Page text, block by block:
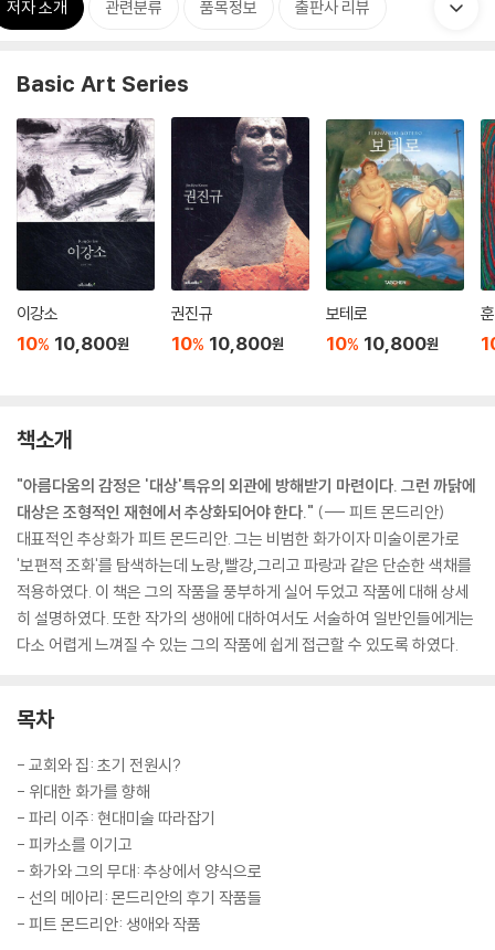
저자 소개 관련분류 품목정보 출판사 리뷰
Basic Art Series
이강소
10% 10,800원
권진규
10% 10,800원
보테로
10% 10,800원
책소개
"아름다움의 감정은 '대상'특유의 외관에 방해받기 마련이다. 그런 까닭에
대상은 조형적인 재현에서 추상화되어야 한다." (--- 피트 몬드리안)
대표적인 추상화가 피트 몬드리안. 그는 비범한 화가이자 미술이론가로
'보편적 조화'를 탐색하는데 노랑,빨강,그리고 파랑과 같은 단순한 색채를
적용하였다. 이 책은 그의 작품을 풍부하게 실어 두었고 작품에 대해 상세
히 설명하였다. 또한 작가의 생애에 대하여서도 서술하여 일반인들에게는
다소 어렵게 느껴질 수 있는 그의 작품에 쉽게 접근할 수 있도록 하였다.
목차
- 교회와 집: 초기 전원시?
- 위대한 화가를 향해
- 파리 이주: 현대미술 따라잡기
- 피카소를 이기고
- 화가와 그의 무대: 추상에서 양식으로
- 선의 메아리: 몬드리안의 후기 작품들
- 피트 몬드리안: 생애와 작품